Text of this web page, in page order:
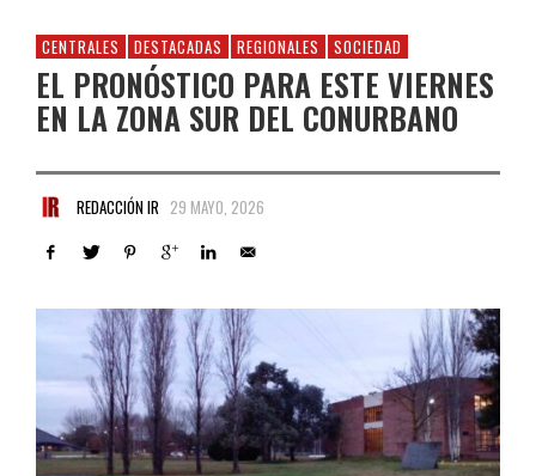
CENTRALES DESTACADAS REGIONALES SOCIEDAD
EL PRONÓSTICO PARA ESTE VIERNES
EN LA ZONA SUR DEL CONURBANO
REDACCIÓN IR 29 MAYO, 2026